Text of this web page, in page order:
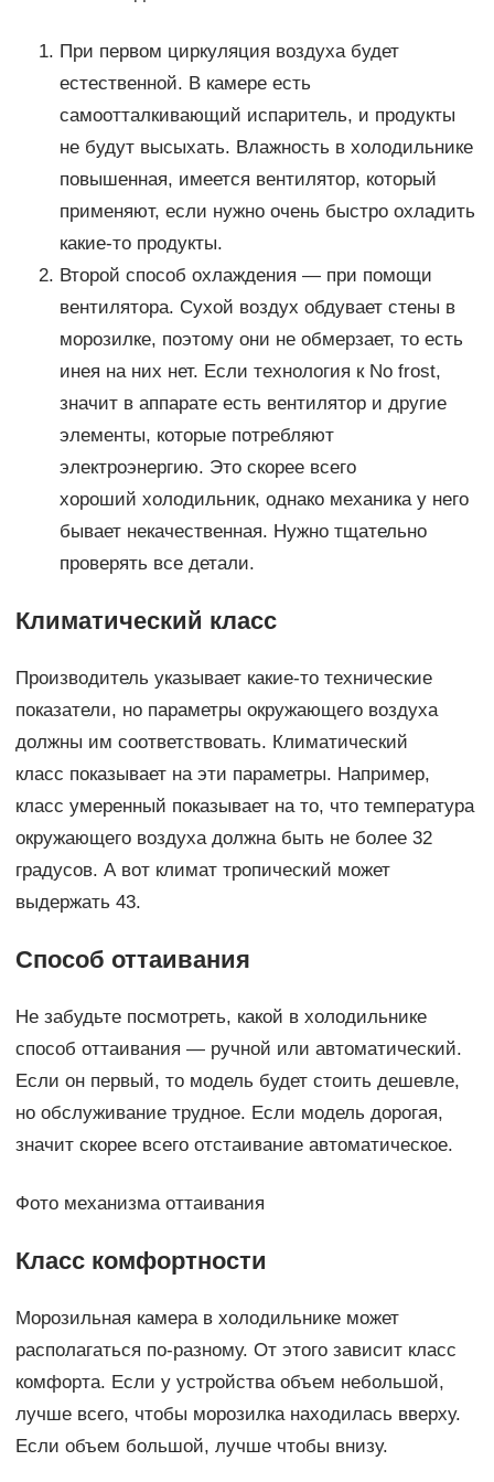
При первом циркуляция воздуха будет
естественной. В камере есть
самоотталкивающий испаритель, и продукты
не будут высыхать. Влажность в холодильнике
повышенная, имеется вентилятор, который
применяют, если нужно очень быстро охладить
какие-то продукты.
Второй способ охлаждения — при помощи
вентилятора. Сухой воздух обдувает стены в
морозилке, поэтому они не обмерзает, то есть
инея на них нет. Если технология к No frost,
значит в аппарате есть вентилятор и другие
элементы, которые потребляют
электроэнергию. Это скорее всего
хороший холодильник, однако механика у него
бывает некачественная. Нужно тщательно
проверять все детали.
Климатический класс
Производитель указывает какие-то технические
показатели, но параметры окружающего воздуха
должны им соответствовать. Климатический
класс показывает на эти параметры. Например,
класс умеренный показывает на то, что температура
окружающего воздуха должна быть не более 32
градусов. А вот климат тропический может
выдержать 43.
Способ оттаивания
Не забудьте посмотреть, какой в холодильнике
способ оттаивания — ручной или автоматический.
Если он первый, то модель будет стоить дешевле,
но обслуживание трудное. Если модель дорогая,
значит скорее всего отстаивание автоматическое.
Фото механизма оттаивания
Класс комфортности
Морозильная камера в холодильнике может
располагаться по-разному. От этого зависит класс
комфорта. Если у устройства объем небольшой,
лучше всего, чтобы морозилка находилась вверху.
Если объем большой, лучше чтобы внизу.